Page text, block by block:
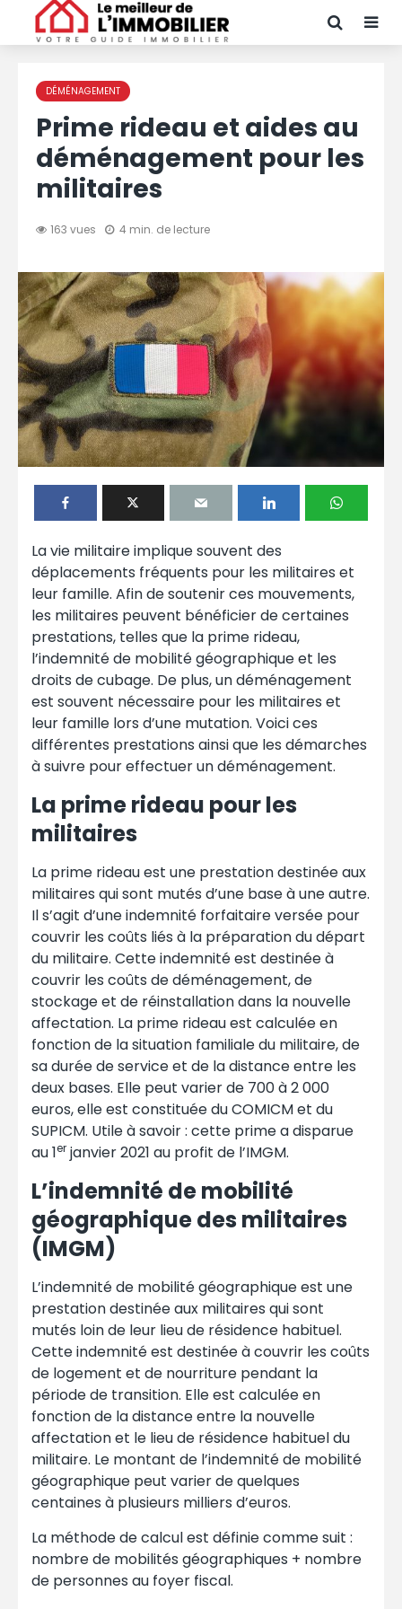
DÉMÉNAGEMENT
Prime rideau et aides au
déménagement pour les
militaires
163 vues 4 min. de lecture
La vie militaire implique souvent des
déplacements fréquents pour les militaires et
leur famille. Afin de soutenir ces mouvements,
les militaires peuvent bénéficier de certaines
prestations, telles que la prime rideau,
l’indemnité de mobilité géographique et les
droits de cubage. De plus, un déménagement
est souvent nécessaire pour les militaires et
leur famille lors d’une mutation. Voici ces
différentes prestations ainsi que les démarches
à suivre pour effectuer un déménagement.
La prime rideau pour les
militaires
La prime rideau est une prestation destinée aux
militaires qui sont mutés d’une base à une autre.
Il s’agit d’une indemnité forfaitaire versée pour
couvrir les coûts liés à la préparation du départ
du militaire. Cette indemnité est destinée à
couvrir les coûts de déménagement, de
stockage et de réinstallation dans la nouvelle
affectation. La prime rideau est calculée en
fonction de la situation familiale du militaire, de
sa durée de service et de la distance entre les
deux bases. Elle peut varier de 700 à 2 000
euros, elle est constituée du COMICM et du
SUPICM. Utile à savoir : cette prime a disparue
au 1er janvier 2021 au profit de l’IMGM.
L’indemnité de mobilité
géographique des militaires
(IMGM)
L’indemnité de mobilité géographique est une
prestation destinée aux militaires qui sont
mutés loin de leur lieu de résidence habituel.
Cette indemnité est destinée à couvrir les coûts
de logement et de nourriture pendant la
période de transition. Elle est calculée en
fonction de la distance entre la nouvelle
affectation et le lieu de résidence habituel du
militaire. Le montant de l’indemnité de mobilité
géographique peut varier de quelques
centaines à plusieurs milliers d’euros.
La méthode de calcul est définie comme suit :
nombre de mobilités géographiques + nombre
de personnes au foyer fiscal.